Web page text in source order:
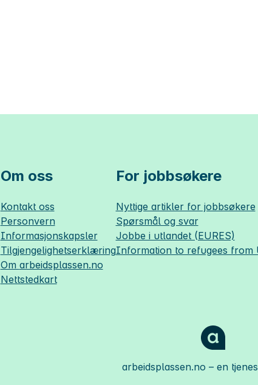
Om oss
Kontakt oss
Personvern
Informasjonskapsler
Tilgjengelighetserklæring
Om arbeidsplassen.no
Nettstedkart
For jobbsøkere
Nyttige artikler for jobbsøkere
Spørsmål og svar
Jobbe i utlandet (EURES)
Information to refugees from
arbeidsplassen.no – en